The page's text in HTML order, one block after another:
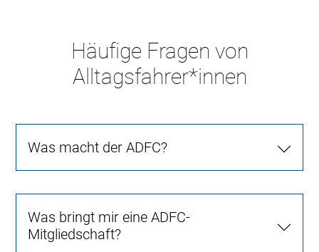
Häufige Fragen von
Alltagsfahrer*innen
Was macht der ADFC?
Was bringt mir eine ADFC-
Mitgliedschaft?